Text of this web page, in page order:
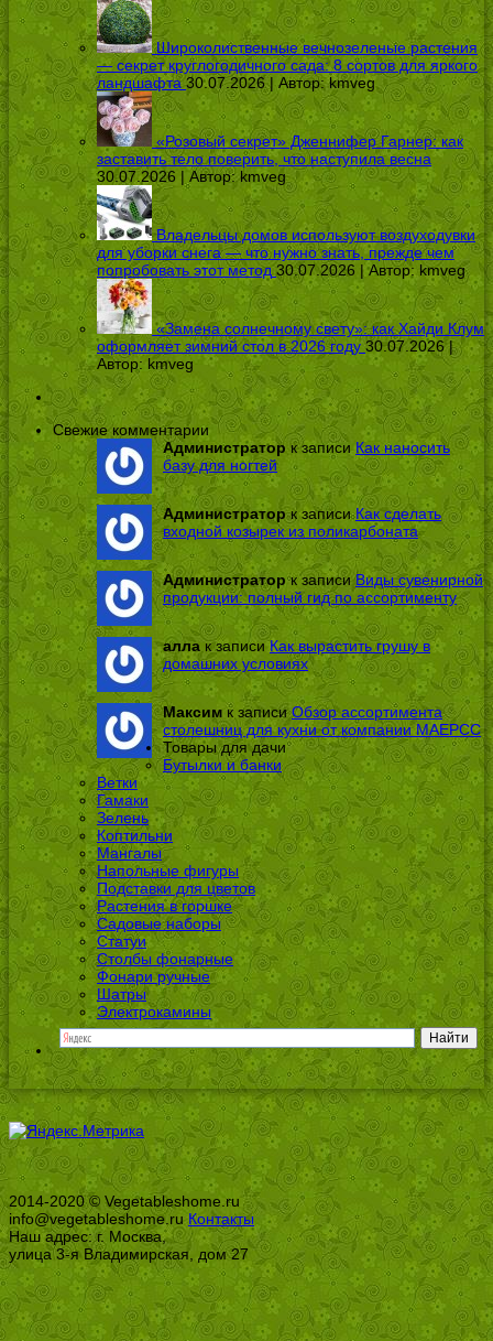
Широколиственные вечнозеленые растения
— секрет круглогодичного сада: 8 сортов для яркого
ландшафта 30.07.2026 | Автор:kmveg
«Розовый секрет» Дженнифер Гарнер: как
заставить тело поверить, что наступила весна
30.07.2026 | Автор:kmveg
Владельцы домов используют воздуходувки
для уборки снега — что нужно знать, прежде чем
попробовать этот метод 30.07.2026 | Автор: kmveg
«Замена солнечному свету»: как Хайди Клум
оформляет зимний стол в 2026 году 30.07.2026 |
Автор: kmveg
Свежие комментарии
Администратор к записиКак наносить
базу для ногтей
Администраторк записиКак сделать
входной козырек из поликарбоната
Администраторк записиВиды сувенирной
продукции: полный гид по ассортименту
аллак записиКак вырастить грушу в
домашних условиях
Максим к записиОбзор ассортимента
столешниц для кухни от компании МАЕРСС
Товары для дачи
Бутылки и банки
Ветки
Гамаки
Зелень
Коптильни
Мангалы
Напольные фигуры
Подставки для цветов
Растения в горшке
Садовые наборы
Статуи
Столбы фонарные
Фонари ручные
Шатры
Электрокамины
2014-2020 © Vegetableshome.ru
info@vegetableshome.ruКонтакты
Наш адрес: г. Москва,
улица 3-я Владимирская, дом 27